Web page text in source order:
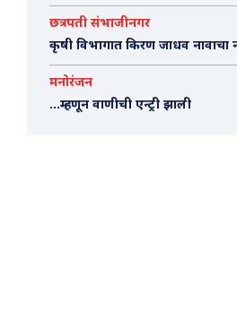
छत्रपती संभाजीनगर
कृषी विभागात किरण जाधव
मनोरंजन
…म्हणून वाणीची एन्ट्री झाली